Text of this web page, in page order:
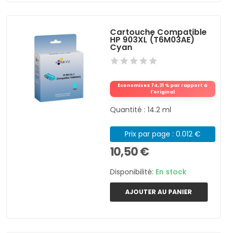
Cartouche Compatible
HP 903XL (T6M03AE)
Cyan
Économisez 74,31 % par rapport à
l'original
Quantité : 14.2 ml
Prix par page : 0.012 €
10,50 €
Disponibilité: En stock
AJOUTER AU PANIER